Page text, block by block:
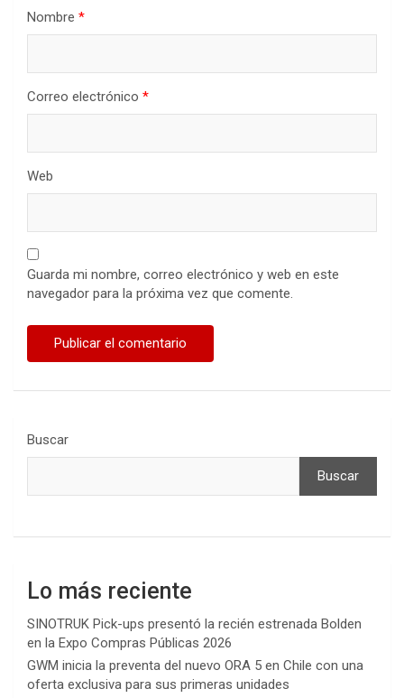
Nombre *
Correo electrónico *
Web
Guarda mi nombre, correo electrónico y web en este
navegador para la próxima vez que comente.
Buscar
Buscar
Lo más reciente
SINOTRUK Pick-ups presentó la recién estrenada Bolden
en la Expo Compras Públicas 2026
GWM inicia la preventa del nuevo ORA 5 en Chile con una
oferta exclusiva para sus primeras unidades